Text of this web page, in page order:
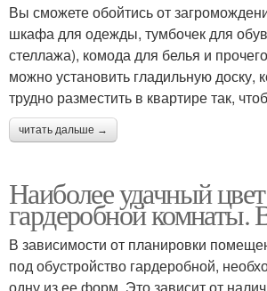
Вы сможете обойтись от
шкафа для одежды, тумбочек для
стеллажа), комода для белья и
можно установить гладильную доску,
трудно разместить в квартире так,
читать дальше →
Наиболее удачный
гардеробной комнаты.
В зависимости от планировки
под обустройство гардеробной,
одну из ее форм. Это зависит от